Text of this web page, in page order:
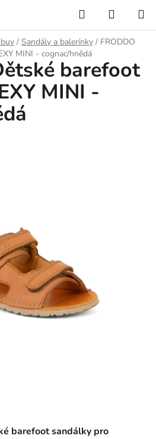
Hledat
KOŠÍK
/ Sandály a balerínky / FRODDO
MINI - cognac/hnědá
barefoot sandálky pro
barefoot
MINI -